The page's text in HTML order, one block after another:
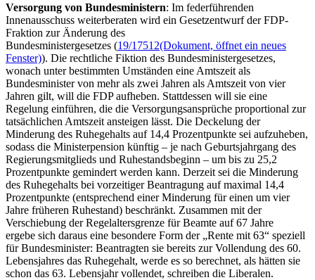
Versorgung von Bundesministern: Im federführenden
Innenausschuss weiterberaten wird ein Gesetzentwurf der FDP-
Fraktion zur Änderung des
Bundesministergesetzes (19/17512(Dokument, öffnet ein neues
Fenster)). Die rechtliche Fiktion des Bundesministergesetzes,
wonach unter bestimmten Umständen eine Amtszeit als
Bundesminister von mehr als zwei Jahren als Amtszeit von vier
Jahren gilt, will die FDP aufheben. Stattdessen will sie eine
Regelung einführen, die die Versorgungsansprüche proportional zur
tatsächlichen Amtszeit ansteigen lässt. Die Deckelung der
Minderung des Ruhegehalts auf 14,4 Prozentpunkte sei aufzuheben,
sodass die Ministerpension künftig – je nach Geburtsjahrgang des
Regierungsmitglieds und Ruhestandsbeginn – um bis zu 25,2
Prozentpunkte gemindert werden kann. Derzeit sei die Minderung
des Ruhegehalts bei vorzeitiger Beantragung auf maximal 14,4
Prozentpunkte (entsprechend einer Minderung für einen um vier
Jahre früheren Ruhestand) beschränkt. Zusammen mit der
Verschiebung der Regelaltersgrenze für Beamte auf 67 Jahre
ergebe sich daraus eine besondere Form der „Rente mit 63“ speziell
für Bundesminister: Beantragten sie bereits zur Vollendung des 60.
Lebensjahres das Ruhegehalt, werde es so berechnet, als hätten sie
schon das 63. Lebensjahr vollendet, schreiben die Liberalen.